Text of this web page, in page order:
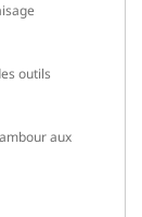
outils
aux